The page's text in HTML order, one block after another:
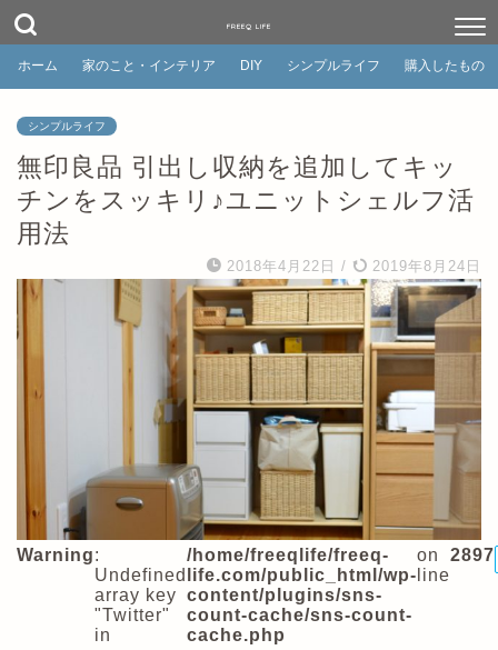
FREEQ LIFE
ホーム 家のこと・インテリア DIY シンプルライフ 購入したもの
シンプルライフ
無印良品 引出し収納を追加してキッ
チンをスッキリ♪ユニットシェルフ活
用法
2018年4月22日 / 2019年8月24日
Warning:
Undefined
array key
"Twitter"
in
/home/freeqlife/freeq-
life.com/public_html/wp-
content/plugins/sns-
count-cache/sns-count-
cache.php
on
line
2897